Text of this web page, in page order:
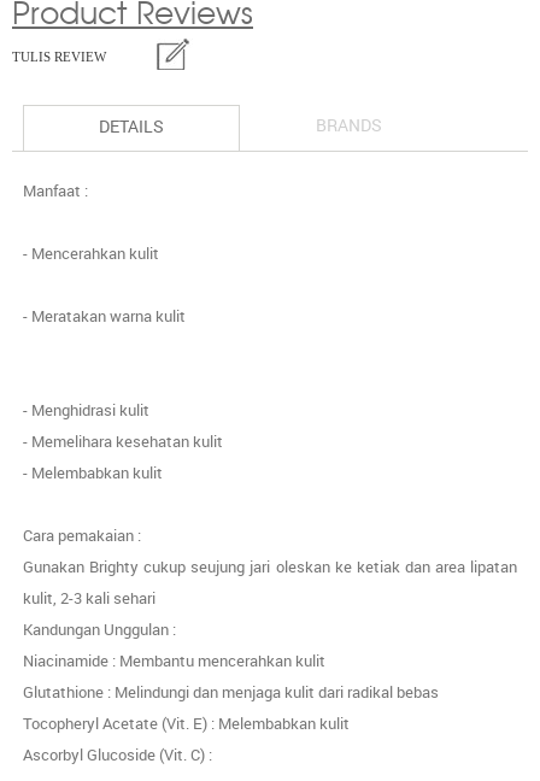
Product Reviews
TULIS REVIEW
DETAILS BRANDS
Manfaat :
- Mencerahkan kulit
- Meratakan warna kulit
- Menghidrasi kulit
- Memelihara kesehatan kulit
- Melembabkan kulit
Cara pemakaian :
Gunakan Brighty cukup seujung jari oleskan ke ketiak dan area lipatan
kulit, 2-3 kali sehari
Kandungan Unggulan :
Niacinamide : Membantu mencerahkan kulit
Glutathione : Melindungi dan menjaga kulit dari radikal bebas
Tocopheryl Acetate (Vit. E) : Melembabkan kulit
Ascorbyl Glucoside (Vit. C) :